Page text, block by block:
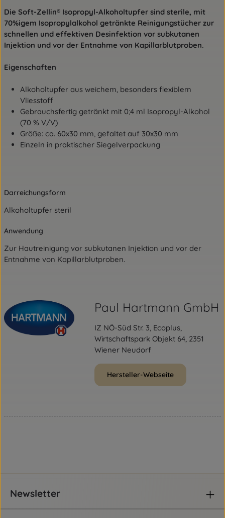
Die Soft-Zellin® Isopropyl-Alkoholtupfer sind sterile, mit
70%igem Isopropylalkohol getränkte Reinigungstücher zur
schnellen und effektiven Desinfektion vor subkutanen
Injektion und vor der Entnahme von Kapillarblutproben.
Eigenschaften
Alkoholtupfer aus weichem, besonders flexiblem
Vliesstoff
Gebrauchsfertig getränkt mit 0;4 ml Isopropyl-Alkohol
(70 % V/V)
Größe: ca. 60x30 mm, gefaltet auf 30x30 mm
Einzeln in praktischer Siegelverpackung
Darreichungsform
Alkoholtupfer steril
Anwendung
Zur Hautreinigung vor subkutanen Injektion und vor der
Entnahme von Kapillarblutproben.
Paul Hartmann GmbH
IZ NÖ-Süd Str. 3, Ecoplus,
Wirtschaftspark Objekt 64, 2351
Wiener Neudorf
Hersteller-Webseite
Newsletter